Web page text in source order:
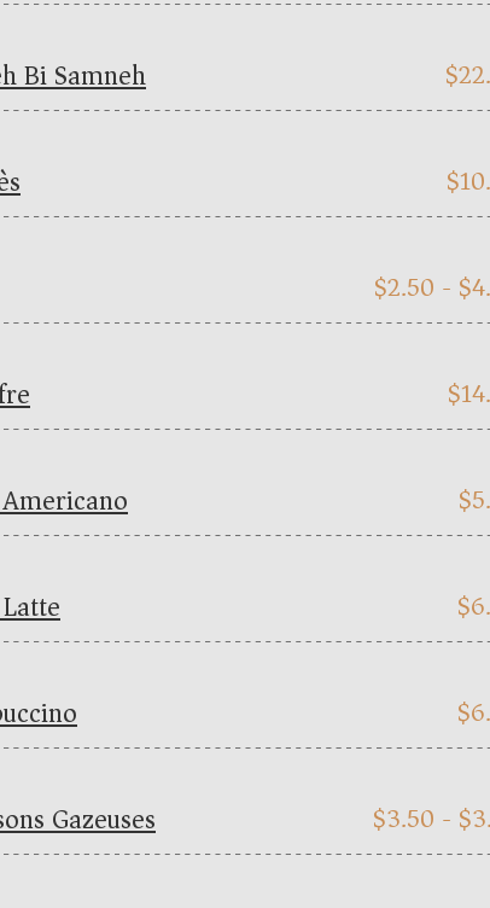
Bi Samneh $
$
$2.50 - $
$
$
$
$
Gazeuses $3.50 - $